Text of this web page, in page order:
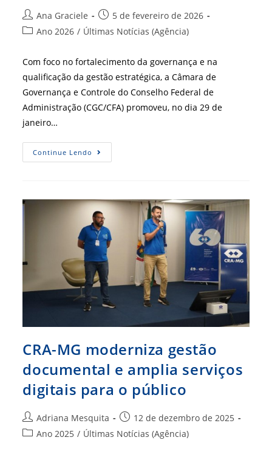
Autor
do
Ana Graciele
Post
publicado:
5 de fevereiro de 2026
Categoria
post:
Ano 2026 / Últimas Notícias (Agência)
Com foco no fortalecimento da governança e na
qualificação da gestão estratégica, a Câmara de
Governança e Controle do Conselho Federal de
Administração (CGC/CFA) promoveu, no dia 29 de
janeiro…
Continue Lendo CGC/CFA
Promove
Sistema
De
Planejamento
Estratégico
Do
Sistema
CFA/CRAs
CRA-MG moderniza gestão
documental e amplia serviços
digitais para o público
Autor
do
Adriana Mesquita
Post
publicado:
12 de dezembro de 2025
Categoria
Ano 2025 / Últimas Notícias (Agência)